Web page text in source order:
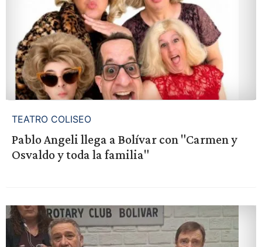
TEATRO COLISEO
Pablo Angeli llega a Bolívar con "Carmen y
Osvaldo y toda la familia"